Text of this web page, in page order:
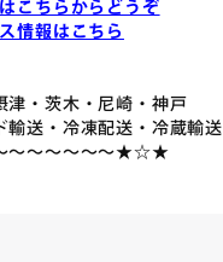
こちらからどうぞ
情報はこちら
津・茨木・尼崎・神戸
輸送・冷凍配送・冷蔵輸送
～～～～～～★☆★